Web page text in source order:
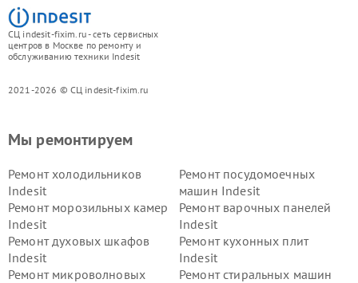
СЦ indesit-fixim.ru - сеть сервисных
центров в Москве по ремонту и
обслуживанию техники Indesit
2021-2026 © СЦ indesit-fixim.ru
Мы ремонтируем
Ремонт холодильников
Indesit
Ремонт посудомоечных
машин Indesit
Ремонт морозильных камер
Indesit
Ремонт варочных панелей
Indesit
Ремонт духовых шкафов
Indesit
Ремонт кухонных плит
Indesit
Ремонт микроволновых
Ремонт стиральных машин